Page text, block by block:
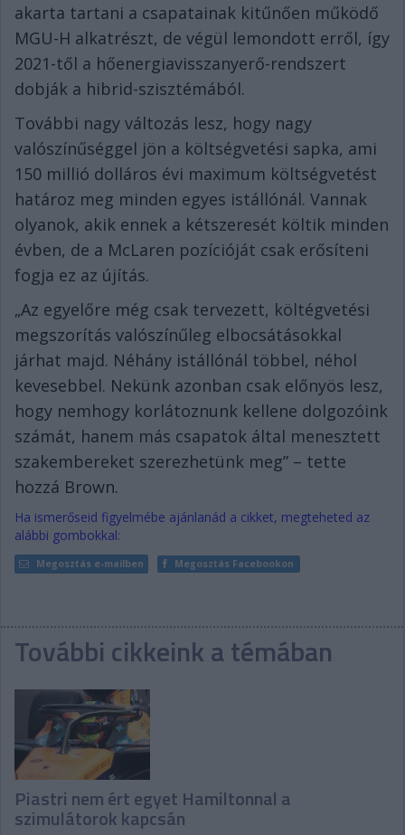
akarta tartani a csapatainak kitűnően működő
MGU-H alkatrészt, de végül lemondott erről, így
2021-től a hőenergiavisszanyerő-rendszert
dobják a hibrid-szisztémából.
További nagy változás lesz, hogy nagy
valószínűséggel jön a költségvetési sapka, ami
150 millió dolláros évi maximum költségvetést
határoz meg minden egyes istállónál. Vannak
olyanok, akik ennek a kétszeresét költik minden
évben, de a McLaren pozícióját csak erősíteni
fogja ez az újítás.
„Az egyelőre még csak tervezett, költégvetési
megszorítás valószínűleg elbocsátásokkal
járhat majd. Néhány istállónál többel, néhol
kevesebbel. Nekünk azonban csak előnyös lesz,
hogy nemhogy korlátoznunk kellene dolgozóink
számát, hanem más csapatok által menesztett
szakembereket szerezhetünk meg” – tette
hozzá Brown.
Ha ismerőseid figyelmébe ajánlanád a cikket, megteheted az
alábbi gombokkal:
Megosztás e-mailben Megosztás Facebookon
További cikkeink a témában
Piastri nem ért egyet Hamiltonnal a
szimulátorok kapcsán